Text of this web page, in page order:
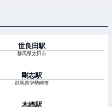
世良田駅
群馬県太田市
剛志駅
群馬県伊勢崎市
木崎駅